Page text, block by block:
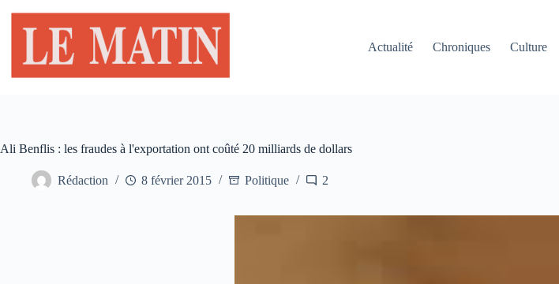
contenu
Actualité
Chroniques Culture
Ali Benflis : les fraudes à l'exportation ont coûté 20 milliards de dollars
Rédaction 8 février 2015 Politique 2